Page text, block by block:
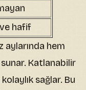
hafif
aylarında hem
Katlanabilir
sağlar. Bu